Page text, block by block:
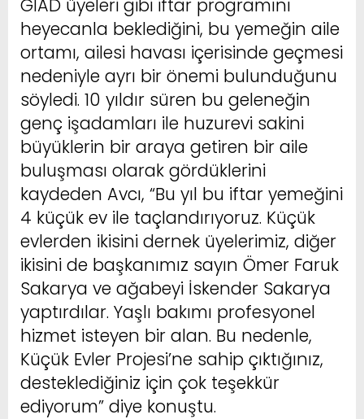
GİAD üyeleri gibi iftar programını
heyecanla beklediğini, bu yemeğin aile
ortamı, ailesi havası içerisinde geçmesi
nedeniyle ayrı bir önemi bulunduğunu
söyledi. 10 yıldır süren bu geleneğin
genç işadamları ile huzurevi sakini
büyüklerin bir araya getiren bir aile
buluşması olarak gördüklerini
kaydeden Avcı, “Bu yıl bu iftar yemeğini
4 küçük ev ile taçlandırıyoruz. Küçük
evlerden ikisini dernek üyelerimiz, diğer
ikisini de başkanımız sayın Ömer Faruk
Sakarya ve ağabeyi İskender Sakarya
yaptırdılar. Yaşlı bakımı profesyonel
hizmet isteyen bir alan. Bu nedenle,
Küçük Evler Projesi’ne sahip çıktığınız,
desteklediğiniz için çok teşekkür
ediyorum” diye konuştu.